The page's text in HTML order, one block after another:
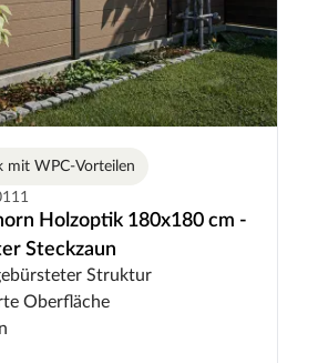
mit WPC-Vorteilen
Holzoptik 180x180 cm -
Steckzaun
Struktur
Oberfläche